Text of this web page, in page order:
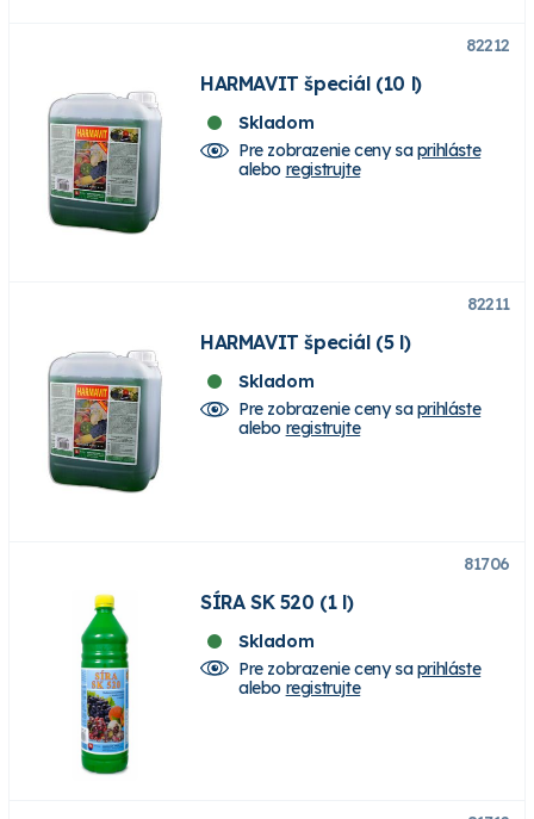
82212
HARMAVIT špeciál (10 l)
Skladom
Pre zobrazenie ceny saprihláste
alebo registrujte
82211
HARMAVIT špeciál (5 l)
Skladom
Pre zobrazenie ceny saprihláste
alebo registrujte
81706
SÍRA SK 520 (1 l)
Skladom
Pre zobrazenie ceny saprihláste
alebo registrujte